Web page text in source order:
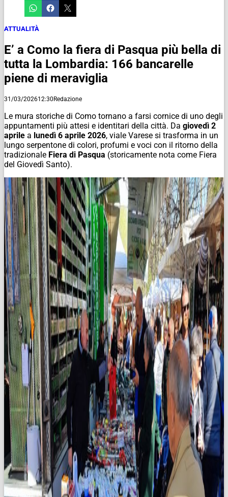
ATTUALITÀ
E’ a Como la fiera di Pasqua più bella di
tutta la Lombardia: 166 bancarelle
piene di meraviglia
31/03/202612:30Redazione
Le mura storiche di Como tornano a farsi cornice di uno degli
appuntamenti più attesi e identitari della città. Da giovedì 2
aprile a lunedì 6 aprile 2026, viale Varese si trasforma in un
lungo serpentone di colori, profumi e voci con il ritorno della
tradizionale Fiera di Pasqua (storicamente nota come Fiera
del Giovedì Santo).